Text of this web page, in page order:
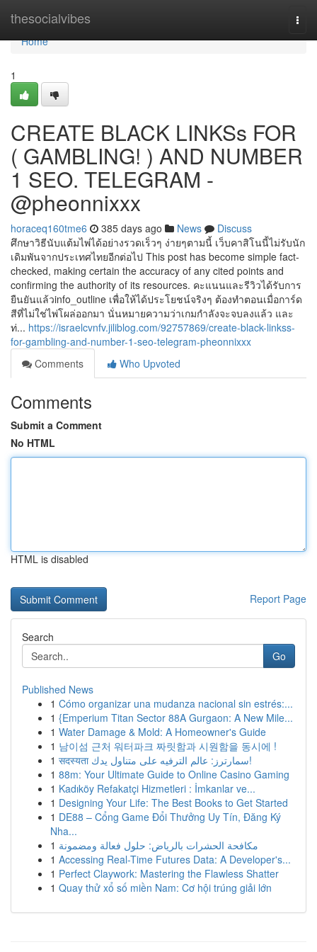
thesocialvibes
Home
Home
1
CREATE BLACK LINKSs FOR
( GAMBLING! ) AND NUMBER
1 SEO. TELEGRAM -
@pheonnixxx
horaceq160tme6 385 days ago News
Discuss
ศึกษาวิธีนับแต้มไพ่ได้อย่างรวดเร็วๆ ง่ายๆตามนี้ เว็บคาสิโนนี้ไม่รับนัก
เดิมพันจากประเทศไทยอีกต่อไป This post has become simple fact-
checked, making certain the accuracy of any cited points and
confirming the authority of its resources. คะแนนและรีวิวได้รับการ
ยืนยันแล้วinfo_outline เพื่อให้ได้ประโยชน์จริงๆ ต้องทำตอนเมื่อการ์ด
สีที่ไม่ใช่ไพ่โผล่ออกมา นั่นหมายความว่าเกมกำลังจะจบลงแล้ว และ
ท่... https://israelcvnfv.jiliblog.com/92757869/create-black-linkss-
for-gambling-and-number-1-seo-telegram-pheonnixxx
Comments
Who Upvoted
Comments
Submit a Comment
No HTML
HTML is disabled
Report Page
Search
Go
Published News
1 Cómo organizar una mudanza nacional sin estrés:...
1 {Emperium Titan Sector 88A Gurgaon: A New Mile...
1 Water Damage & Mold: A Homeowner's Guide
1 남이섬 근처 워터파크 짜릿함과 시원함을 동시에 !
1
सदस्यता سمارترز: عالم الترفيه على متناول يدك!
1 88m: Your Ultimate Guide to Online Casino Gaming
1 Kadıköy Refakatçi Hizmetleri : İmkanlar ve...
1 Designing Your Life: The Best Books to Get Started
1 DE88 – Cổng Game Đổi Thưởng Uy Tín, Đăng Ký
Nha...
1 مكافحة الحشرات بالرياض: حلول فعالة ومضمونة
1 Accessing Real-Time Futures Data: A Developer's...
1 Perfect Claywork: Mastering the Flawless Shatter
1 Quay thử xổ số miền Nam: Cơ hội trúng giải lớn